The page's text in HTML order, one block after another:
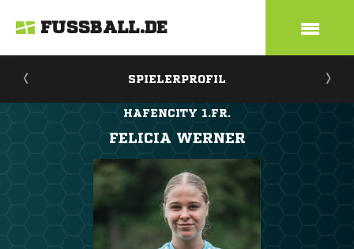
FUSSBALL.DE
SPIELERPROFIL
HAFENCITY 1.FR.
FELICIA WERNER